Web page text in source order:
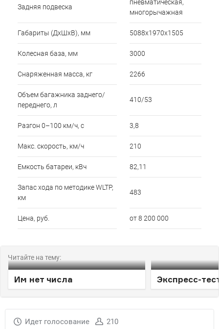
Задняя подвеска
пневматическая,
многорычажная
Габариты (ДхШхВ), мм 5088х1970х1505
Колесная база, мм 3000
Снаряженная масса, кг 2266
Объем багажника заднего/
переднего, л
410/53
Разгон 0–100 км/ч, с 3,8
Макс. скорость, км/ч 210
Емкость батареи, кВч 82,11
Запас хода по методике WLTP,
км
483
Цена, руб. от 8 200 000
Читайте на тему:
Им нет числа Экспресс-